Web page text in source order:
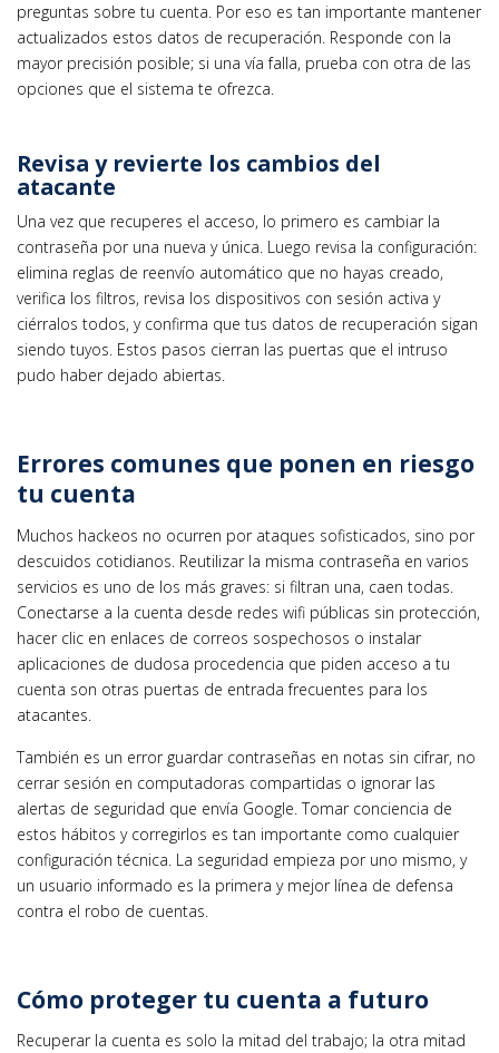
preguntas sobre tu cuenta. Por eso es tan importante mantener
actualizados estos datos de recuperación. Responde con la
mayor precisión posible; si una vía falla, prueba con otra de las
opciones que el sistema te ofrezca.
Revisa y revierte los cambios del
atacante
Una vez que recuperes el acceso, lo primero es cambiar la
contraseña por una nueva y única. Luego revisa la configuración:
elimina reglas de reenvío automático que no hayas creado,
verifica los filtros, revisa los dispositivos con sesión activa y
ciérralos todos, y confirma que tus datos de recuperación sigan
siendo tuyos. Estos pasos cierran las puertas que el intruso
pudo haber dejado abiertas.
Errores comunes que ponen en riesgo
tu cuenta
Muchos hackeos no ocurren por ataques sofisticados, sino por
descuidos cotidianos. Reutilizar la misma contraseña en varios
servicios es uno de los más graves: si filtran una, caen todas.
Conectarse a la cuenta desde redes wifi públicas sin protección,
hacer clic en enlaces de correos sospechosos o instalar
aplicaciones de dudosa procedencia que piden acceso a tu
cuenta son otras puertas de entrada frecuentes para los
atacantes.
También es un error guardar contraseñas en notas sin cifrar, no
cerrar sesión en computadoras compartidas o ignorar las
alertas de seguridad que envía Google. Tomar conciencia de
estos hábitos y corregirlos es tan importante como cualquier
configuración técnica. La seguridad empieza por uno mismo, y
un usuario informado es la primera y mejor línea de defensa
contra el robo de cuentas.
Cómo proteger tu cuenta a futuro
Recuperar la cuenta es solo la mitad del trabajo; la otra mitad